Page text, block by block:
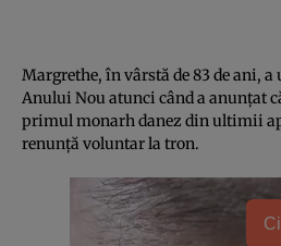
Margrethe, în vârstă de 83 de ani,
Anului Nou atunci când a anunțat
primul monarh danez din ultimii
renunță voluntar la tron.